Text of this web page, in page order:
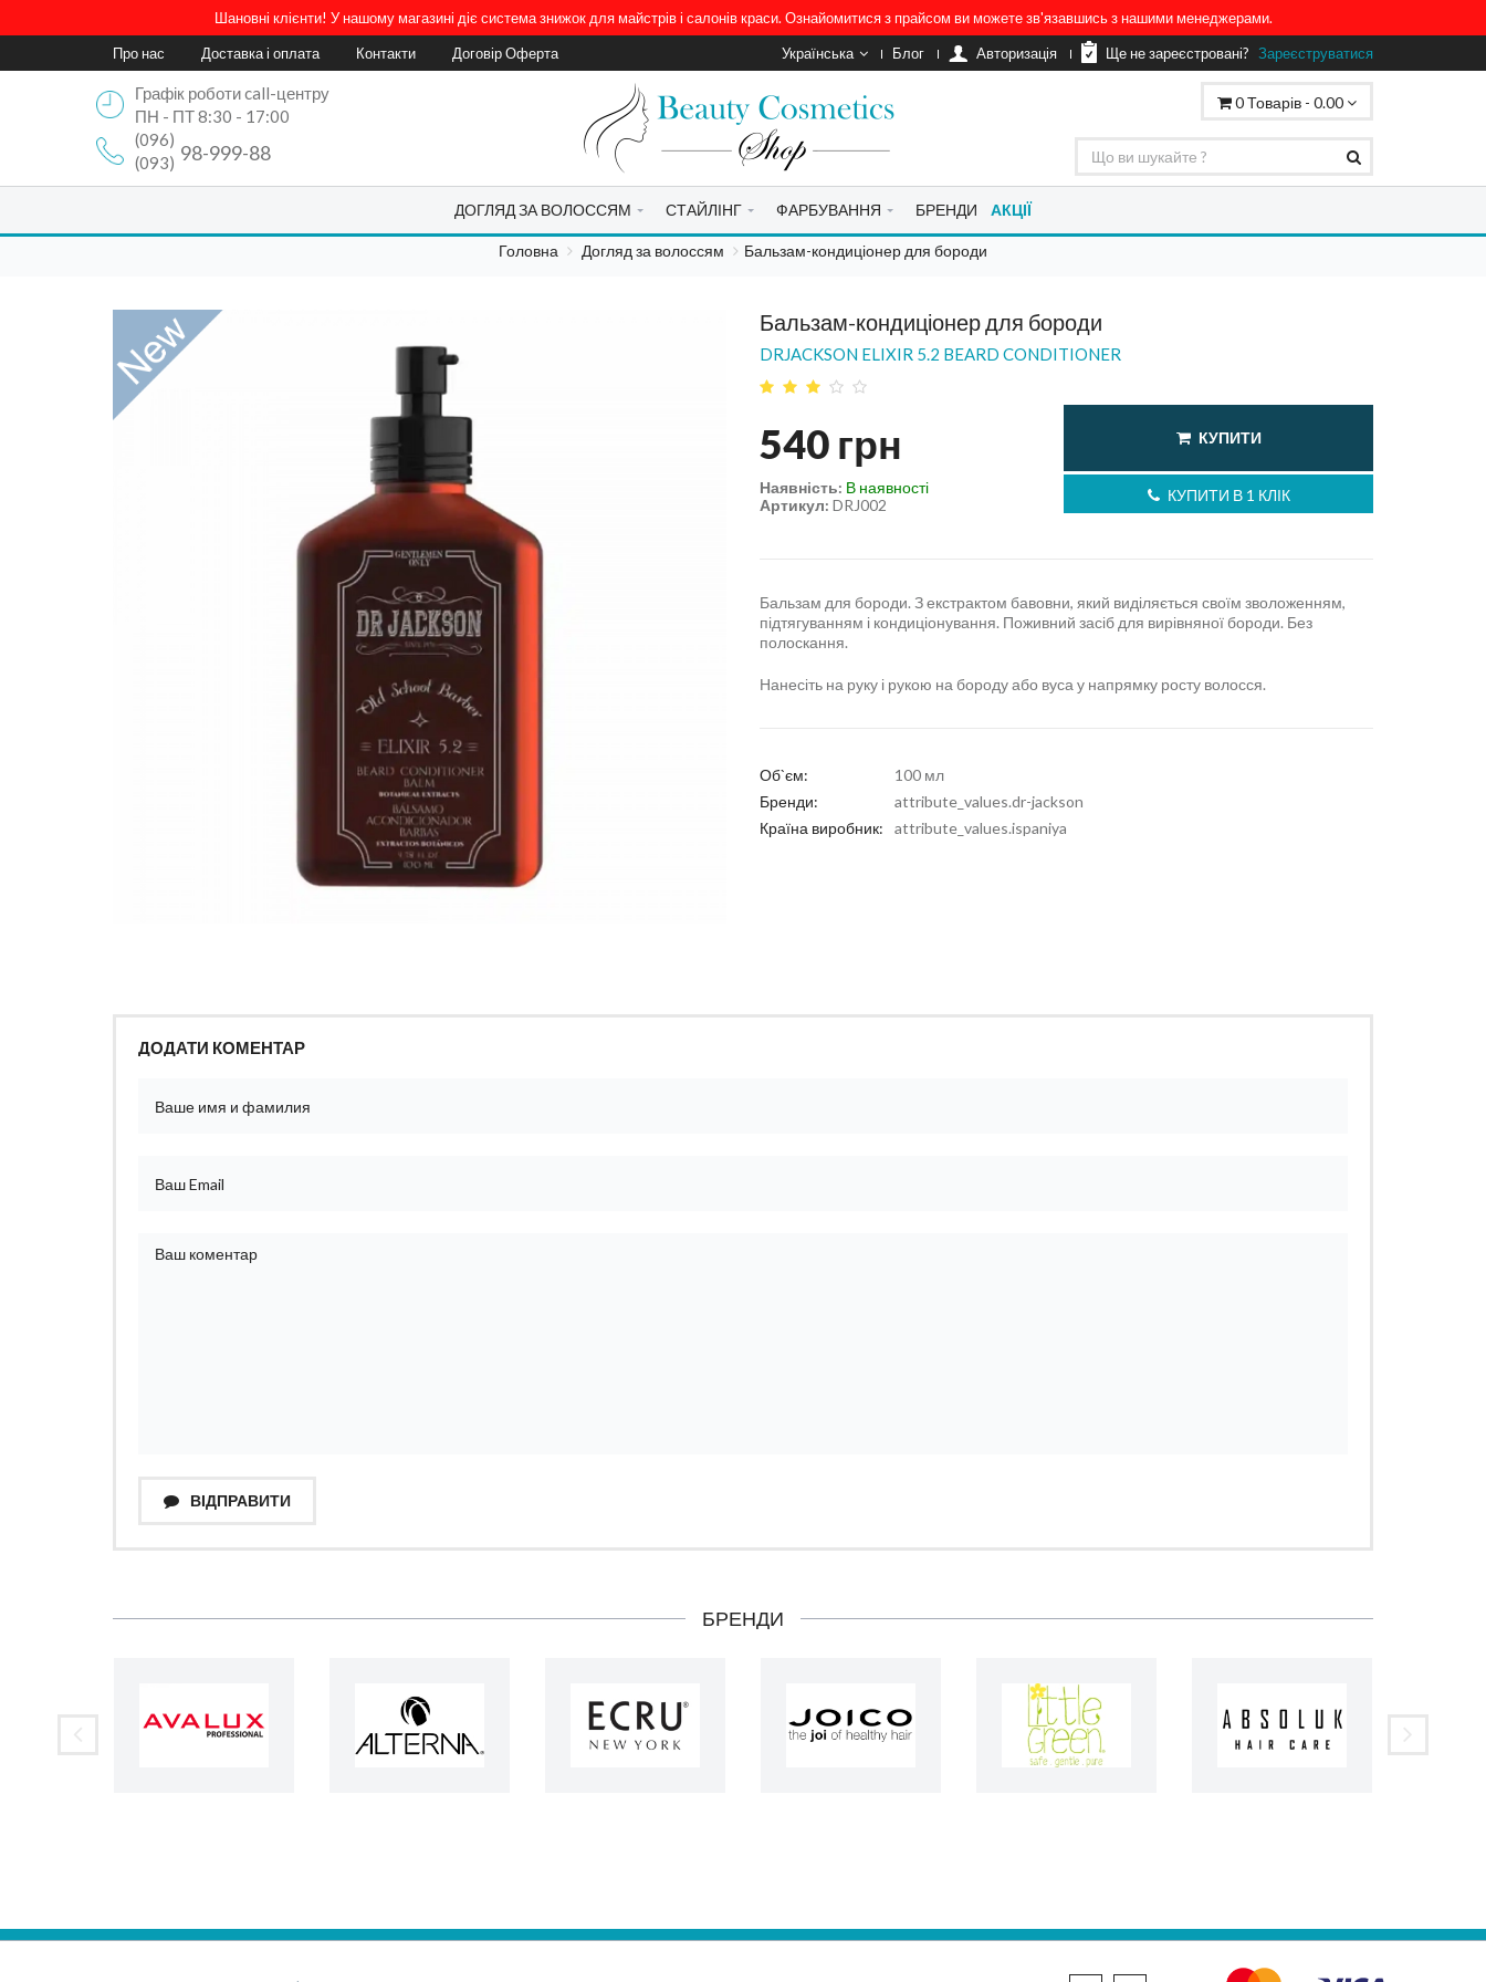
Шановні клієнти! У нашому магазині діє система знижок для майстрів і салонів краси. Ознайомитися з прайсом ви можете зв'язавшись з нашими менеджерами.
Про нас
Доставка і оплата Контакти Договір Оферта Українська Блог Aвторизація Ще не зареєстровані? Зареєструватися
Графік роботи call-центру
ПН - ПТ 8:30 - 17:00
(096)
98-999-88
(093)
0Товарів - 0.00
ДОГЛЯД ЗА ВОЛОССЯМ СТАЙЛІНГ ФАРБУВАННЯ БРЕНДИ АКЦІЇ
Головна Догляд за волоссям Бальзам-кондиціонер для бороди
Бальзам-кондиціонер для бороди
DRJACKSON ELIXIR 5.2 BEARD CONDITIONER
540 грн КУПИТИ
КУПИТИ В 1 КЛІК
Артикул: DRJ002
Наявність: В наявності
Бальзам для бороди. З екстрактом бавовни, який виділяється своїм зволоженням,
підтягуванням і кондиціонування. Поживний засіб для вирівняної бороди. Без
полоскання.
Нанесіть на руку і рукою на бороду або вуса у напрямку росту волосся.
Об`єм:
100 мл
Бренди:
attribute_values.dr-jackson
Країна виробник:
attribute_values.ispaniya
ДОДАТИ КОМЕНТАР
ВІДПРАВИТИ
БРЕНДИ